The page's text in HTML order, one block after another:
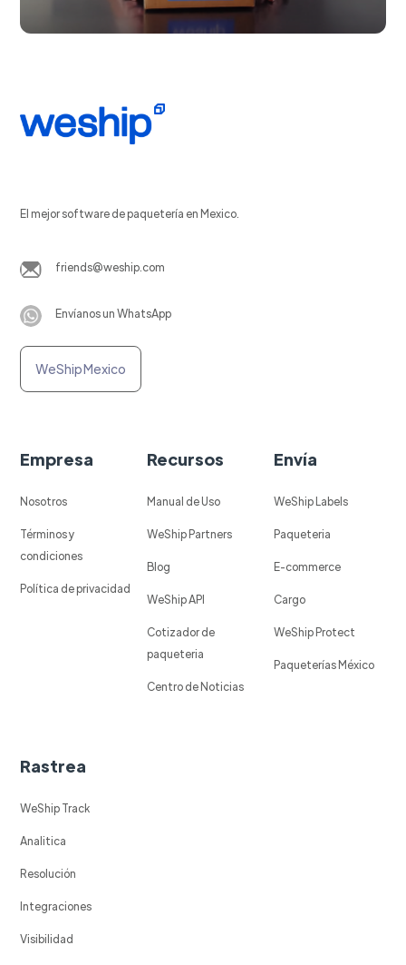
El mejor software de paquetería en Mexico.
friends@weship.com
Envíanos un WhatsApp
WeShip Mexico
Empresa
Nosotros
Términos y
condiciones
Política de privacidad
Recursos
Manual de Uso
WeShip Partners
Blog
WeShip API
Cotizador de
paqueteria
Centro de Noticias
Envía
WeShip Labels
Paqueteria
E-commerce
Cargo
WeShip Protect
Paqueterías México
Rastrea
WeShip Track
Analitica
Resolución
Integraciones
Visibilidad